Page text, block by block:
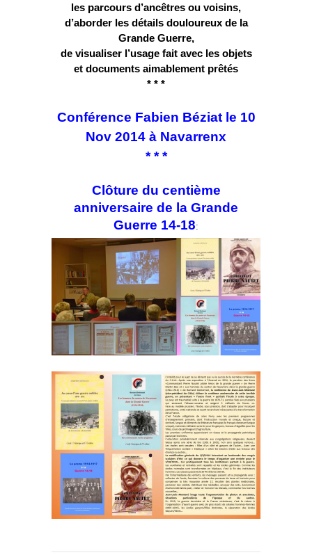
les parcours d’ancêtres ou voisins,
d’aborder les détails douloureux de la
Grande Guerre,
de visualiser l’usage fait avec les objets
et documents aimablement prêtés
* * *
Conférence Fabien Béziat le 10
Nov 2014 à Navarrenx
* * *
Clôture du centième
anniversaire de la Grande
Guerre 14-18: